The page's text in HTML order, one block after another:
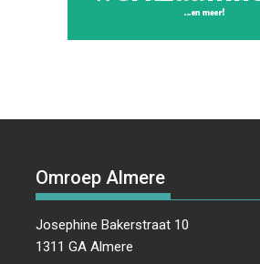
Omroep Almere
Josephine Bakerstraat 10
1311 GA Almere